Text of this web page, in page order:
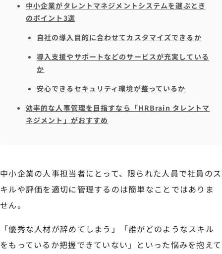
中小企業がタレントマネジメントシステムを選ぶとき
のポイント3選
自社の導入目的に合わせてカスタマイズできるか
導入支援やサポートなどのサービスが充実している
か
安心できるセキュリティ環境が整っているか
効率的な人事管理を目指すなら「HRBrain タレントマ
ネジメント」がおすすめ
中小企業の人事担当者にとって、限られた人員で社員のス
キルや評価を適切に管理するのは簡単なことではありま
せん。
「優秀な人材が辞めてしまう」「誰がどのようなスキル
をもっているか把握できていない」といった悩みを抱えて